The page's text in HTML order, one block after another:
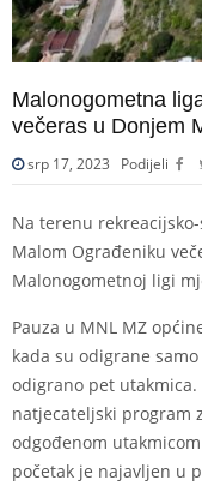
Malonogometna
večeras u Donjem
srp 17, 2023 Podijeli
Na terenu
Malom Ograđeniku
Malonogometnoj ligi
Pauza u MNL MZ
kada su odigrane
odigrano pet
natjecateljski program
odgođenom
početak je najavljen u